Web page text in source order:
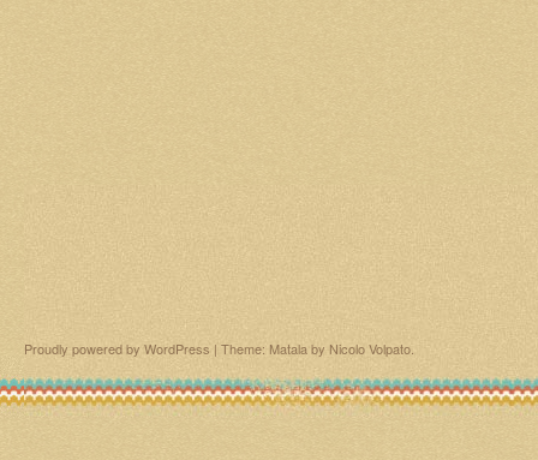
Proudly powered by WordPress | Theme: Matala by Nicolo Volpato